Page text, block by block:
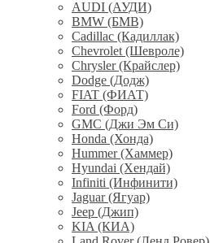
AUDI (АУДИ)
BMW (БМВ)
Cadillac (Кадиллак)
Chevrolet (Шевроле)
Chrysler (Крайслер)
Dodge (Додж)
FIAT (ФИАТ)
Ford (Форд)
GMC (Джи Эм Си)
Honda (Хонда)
Hummer (Хаммер)
Hyundai (Хендай)
Infiniti (Инфинити)
Jaguar (Ягуар)
Jeep (Джип)
KIA (КИА)